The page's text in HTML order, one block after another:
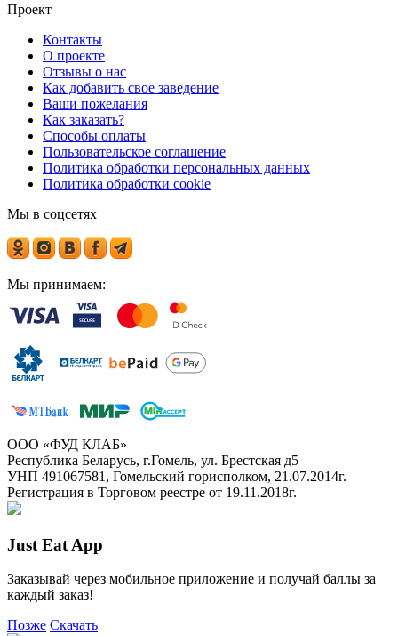
Проект
Контакты
О проекте
Отзывы о нас
Как добавить свое заведение
Ваши пожелания
Как заказать?
Способы оплаты
Пользовательское соглашение
Политика обработки персональных данных
Политика обработки cookie
Мы в соцсетях
Мы принимаем:
ООО «ФУД КЛАБ»
Республика Беларусь, г.Гомель, ул. Брестская д5
УНП 491067581, Гомельский горисполком, 21.07.2014г.
Регистрация в Торговом реестре от 19.11.2018г.
Just Eat App
Заказывай через мобильное приложение и получай баллы за
каждый заказ!
Позже Скачать